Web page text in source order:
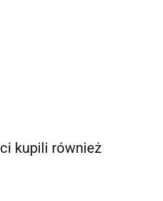
kupili również